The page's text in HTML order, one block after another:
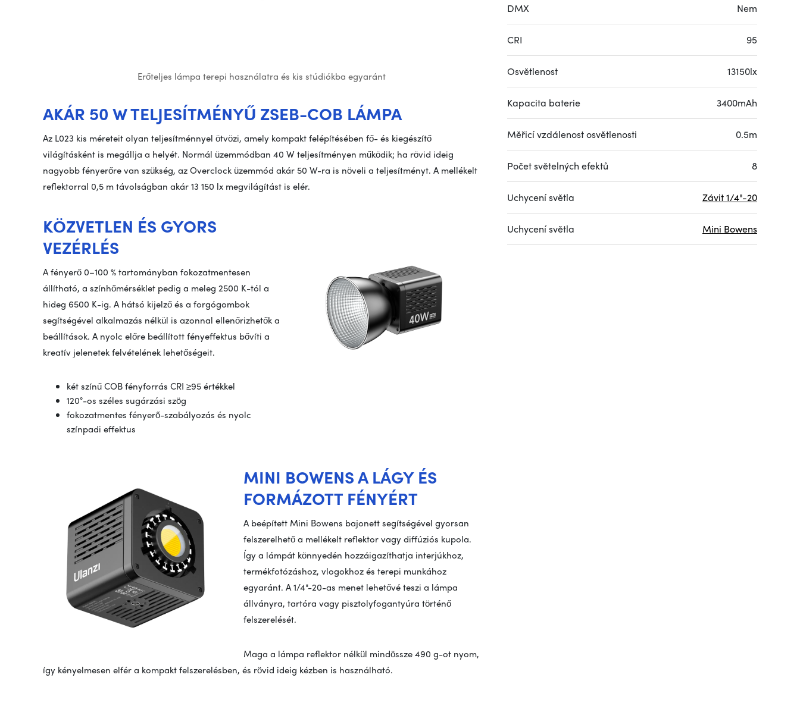
Erőteljes lámpa terepi használatra és kis stúdiókba egyaránt
AKÁR 50 W TELJESÍTMÉNYŰ ZSEB-COB LÁMPA
Az L023 kis méreteit olyan teljesítménnyel ötvözi, amely kompakt felépítésében fő- és kiegészítő
világításként is megállja a helyét. Normál üzemmódban 40 W teljesítményen működik; ha rövid ideig
nagyobb fényerőre van szükség, az Overclock üzemmód akár 50 W-ra is növeli a teljesítményt. A mellékelt
reflektorral 0,5 m távolságban akár 13 150 lx megvilágítást is elér.
KÖZVETLEN ÉS GYORS
VEZÉRLÉS
A fényerő 0–100 % tartományban fokozatmentesen
állítható, a színhőmérséklet pedig a meleg 2500 K-tól a
hideg 6500 K-ig. A hátsó kijelző és a forgógombok
segítségével alkalmazás nélkül is azonnal ellenőrizhetők a
beállítások. A nyolc előre beállított fényeffektus bővíti a
kreatív jelenetek felvételének lehetőségeit.
két színű COB fényforrás CRI ≥95 értékkel
120°-os széles sugárzási szög
fokozatmentes fényerő-szabályozás és nyolc
színpadi effektus
MINI BOWENS A LÁGY ÉS
FORMÁZOTT FÉNYÉRT
A beépített Mini Bowens bajonett segítségével gyorsan
felszerelhető a mellékelt reflektor vagy diffúziós kupola.
Így a lámpát könnyedén hozzáigazíthatja interjúkhoz,
termékfotózáshoz, vlogokhoz és terepi munkához
egyaránt. A 1/4"-20-as menet lehetővé teszi a lámpa
állványra, tartóra vagy pisztolyfogantyúra történő
felszerelését.
Maga a lámpa reflektor nélkül mindössze 490 g-ot nyom,
így kényelmesen elfér a kompakt felszerelésben, és rövid ideig kézben is használható.
DMX Nem
CRI 95
Osvětlenost 13150lx
Kapacita baterie 3400mAh
Měřicí vzdálenost osvětlenosti 0.5m
Počet světelných efektů 8
Uchycení světla Závit 1/4"-20
Uchycení světla Mini Bowens